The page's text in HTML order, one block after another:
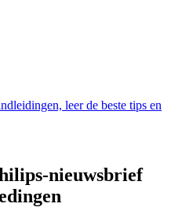
leer de beste tips en
nieuwsbrief